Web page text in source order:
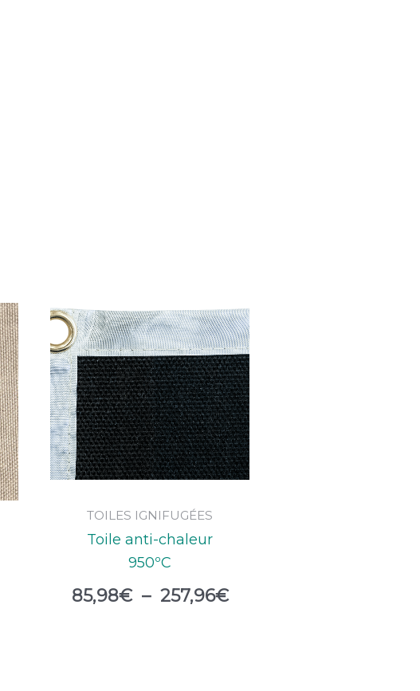
TOILES IGNIFUGÉES
Toile anti-chaleur
950ºC
85,98€ – 257,96€
Plage
de
prix :
85,98€
à
257,96€